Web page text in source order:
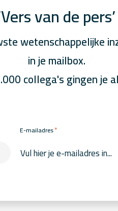
van de pers’
wetenschappelijke
in je mailbox.
collega's gingen je
E-mailadres*